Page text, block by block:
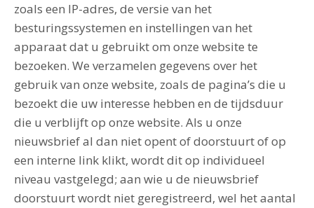
zoals een IP-adres, de versie van het
besturingssystemen en instellingen van het
apparaat dat u gebruikt om onze website te
bezoeken. We verzamelen gegevens over het
gebruik van onze website, zoals de pagina’s die u
bezoekt die uw interesse hebben en de tijdsduur
die u verblijft op onze website. Als u onze
nieuwsbrief al dan niet opent of doorstuurt of op
een interne link klikt, wordt dit op individueel
niveau vastgelegd; aan wie u de nieuwsbrief
doorstuurt wordt niet geregistreerd, wel het aantal